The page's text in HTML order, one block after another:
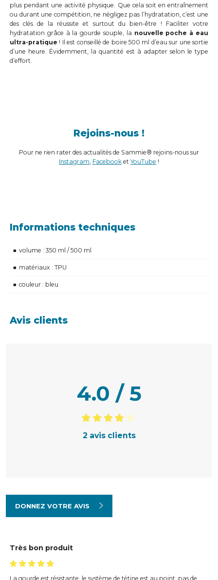
plus pendant une activité physique. Que cela soit en entraînement
ou durant une compétition, ne négligez pas l’hydratation, c’est une
des clés de la réussite et surtout du bien-être ! Faciliter votre
hydratation grâce à la gourde souple, la nouvelle poche à eau
ultra-pratique ! Il est conseillé de boire 500 ml d’eau sur une sortie
d’une heure. Évidemment, la quantité est à adapter selon le type
d’effort.
Rejoins-nous !
Pour ne rien rater des actualités de Sammie® rejoins-nous sur
Instagram, Facebook etYouTube !
Informations techniques
volume : 350 ml / 500 ml
matériaux : TPU
couleur : bleu
Avis clients
4.0 / 5
2 avis clients
DONNEZ VOTRE AVIS
Très bon produit
La gourde est résistante, le système de tétine est au point, pas de